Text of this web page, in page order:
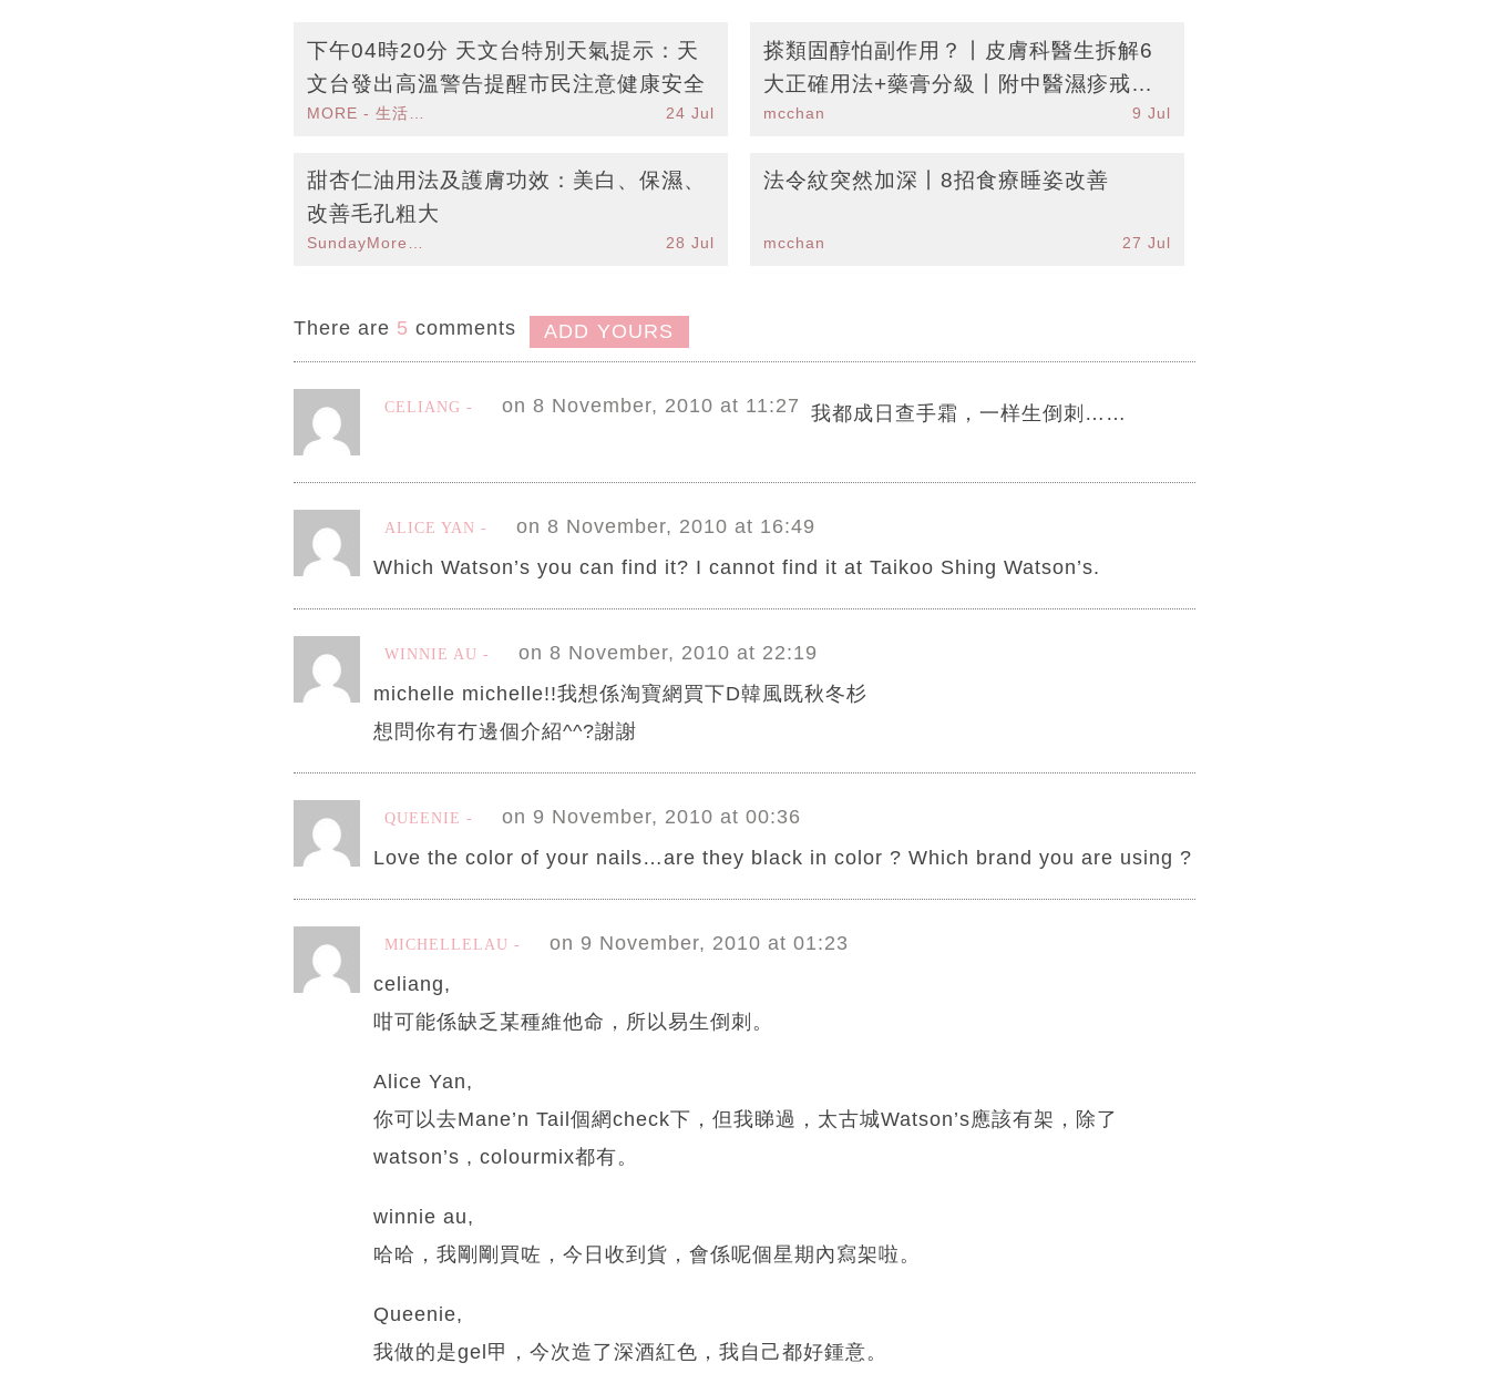
下午04時20分 天文台特別天氣提示：天
文台發出高溫警告提醒市民注意健康安全
24 Jul
搽類固醇怕副作用？丨皮膚科醫生拆解6
大正確用法+藥膏分級丨附中醫濕疹戒口
清單
mcchan 9 Jul
甜杏仁油用法及護膚功效：美白、保濕、
改善毛孔粗大
SundayMore編輯部 28 Jul
法令紋突然加深丨8招食療睡姿改善
mcchan 27 Jul
There are 5 comments ADD YOURS
CELIANG on 8 November, 2010 at 11:27 我都成日查手霜，一样生倒刺……
ALICE YAN
on 8 November, 2010 at 16:49
Which Watson’s you can find it? I cannot find it at Taikoo Shing Watson’s.
WINNIE AU
on 8 November, 2010 at 22:19
michelle michelle!!我想係淘寶網買下D韓風既秋冬杉
想問你有冇邊個介紹^^?謝謝
QUEENIE
on 9 November, 2010 at 00:36
Love the color of your nails…are they black in color ? Which brand you are using ?
MICHELLELAU
on 9 November, 2010 at 01:23
celiang,
咁可能係缺乏某種維他命，所以易生倒刺。
Alice Yan,
你可以去Mane’n Tail個網check下，但我睇過，太古城Watson’s應該有架，除了
watson’s , colourmix都有。
winnie au,
哈哈，我剛剛買咗，今日收到貨，會係呢個星期內寫架啦。
Queenie,
我做的是gel甲，今次造了深酒紅色，我自己都好鍾意。